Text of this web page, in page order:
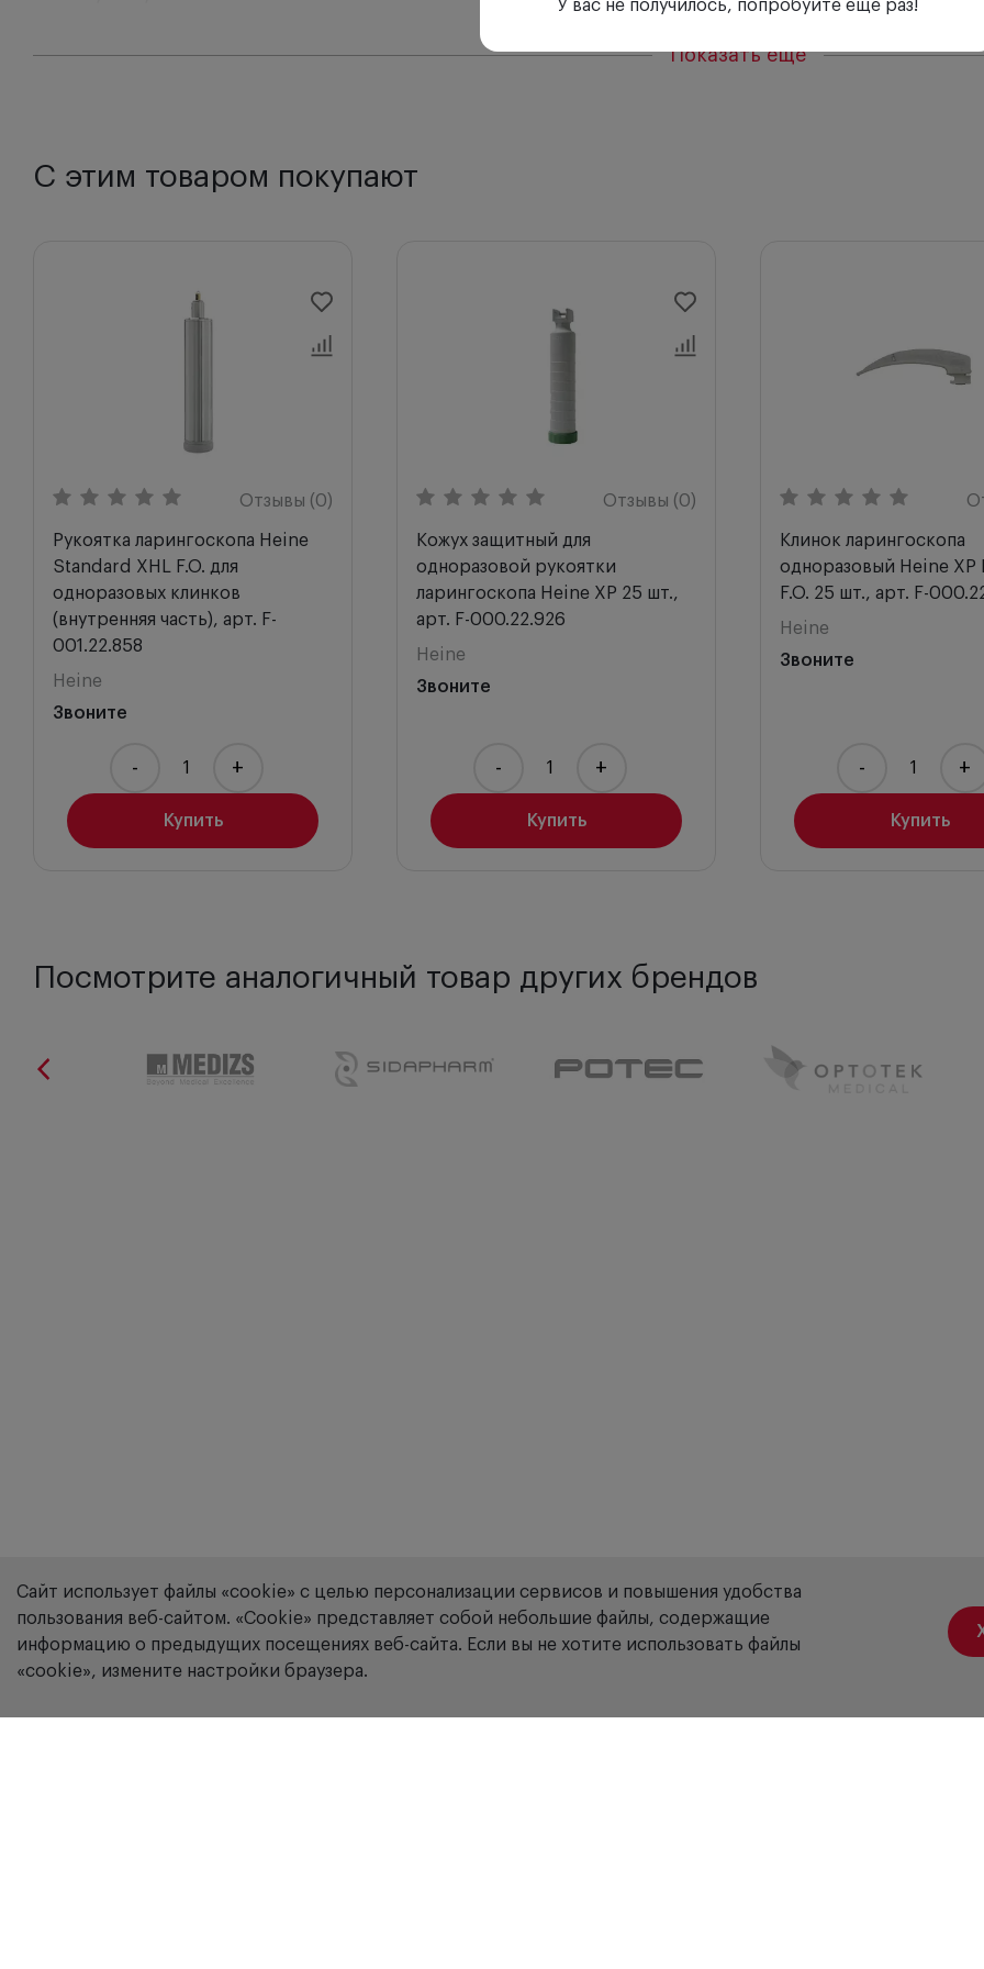
Показать еще
С этим товаром покупают
Отзывы (0)
Рукоятка ларингоскопа Heine
Standard XHL F.O. для
одноразовых клинков
(внутренняя часть), арт. F-
001.22.858
Heine
Звоните
Купить
- +
Отзывы (0)
Кожух защитный для
одноразовой рукоятки
ларингоскопа Heine XP 25 шт.,
арт. F-000.22.926
Heine
Звоните
Купить
- +
Клинок ларингоскопа
одноразовый Heine ХР
F.O. 25 шт., арт. F-
Heine
Звоните
Купить
- +
Посмотрите аналогичный товар других брендов
Сайт использует файлы «cookie» с целью персонализации сервисов и повышения удобства
пользования веб-сайтом. «Сookie» представляет собой небольшие файлы, содержащие
информацию о предыдущих посещениях веб-сайта. Если вы не хотите использовать файлы
«cookie», измените настройки браузера.
У вас не получилось, попробуйте еще раз!